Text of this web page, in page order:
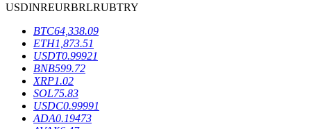
Blokady BTR
Ekskluzywne inwestycje dla posiadaczy BTR
USDINREURBRLRUBTRY
BTC64,338.09
ETH1,873.51
USDT0.99921
BNB599.72
XRP1.02
SOL75.83
USDC0.99991
ADA0.19473